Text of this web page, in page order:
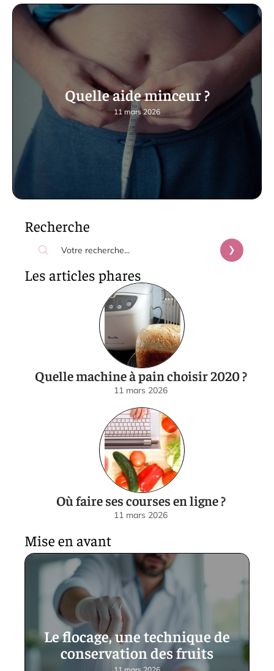
Quelle aide minceur ?
11 mars 2026
Recherche
Les articles phares
Quelle machine à pain choisir 2020 ?
11 mars 2026
Où faire ses courses en ligne ?
11 mars 2026
Mise en avant
Le flocage, une technique de
conservation des fruits